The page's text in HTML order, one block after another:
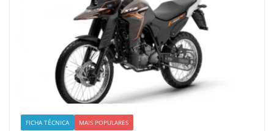
FICHA TÉCNICA MAIS POPULARES